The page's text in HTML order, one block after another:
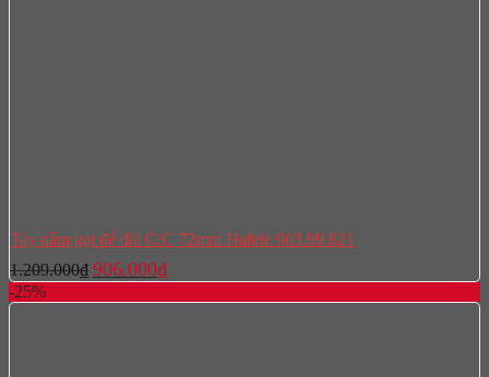
Tay nắm gạt đế dài C/C 72mm Hafele 903.99.821
1.209.000₫ Giá
gốc
là:
906.000₫Giá
hiện
tại
-25%